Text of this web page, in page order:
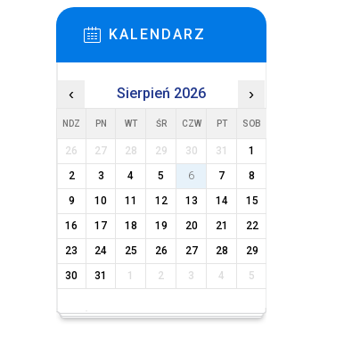
KALENDARZ
‹ Sierpień 2026 ›
NDZ PN WT ŚR CZW PT SOB
26 27 28 29 30 31
1
2
3 4 5 6 7
8
9
10 11 12 13 14
15
16
17 18 19 20 21
22
23
24 25 26 27 28
29
30
31 1 2 3 4 5